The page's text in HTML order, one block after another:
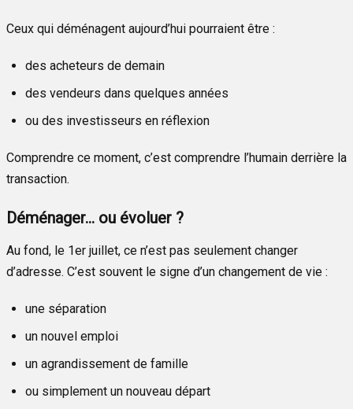
Ceux qui déménagent aujourd’hui pourraient être :
des acheteurs de demain
des vendeurs dans quelques années
ou des investisseurs en réflexion
Comprendre ce moment, c’est comprendre l’humain derrière la
transaction.
Déménager… ou évoluer ?
Au fond, le 1er juillet, ce n’est pas seulement changer
d’adresse. C’est souvent le signe d’un changement de vie :
une séparation
un nouvel emploi
un agrandissement de famille
ou simplement un nouveau départ